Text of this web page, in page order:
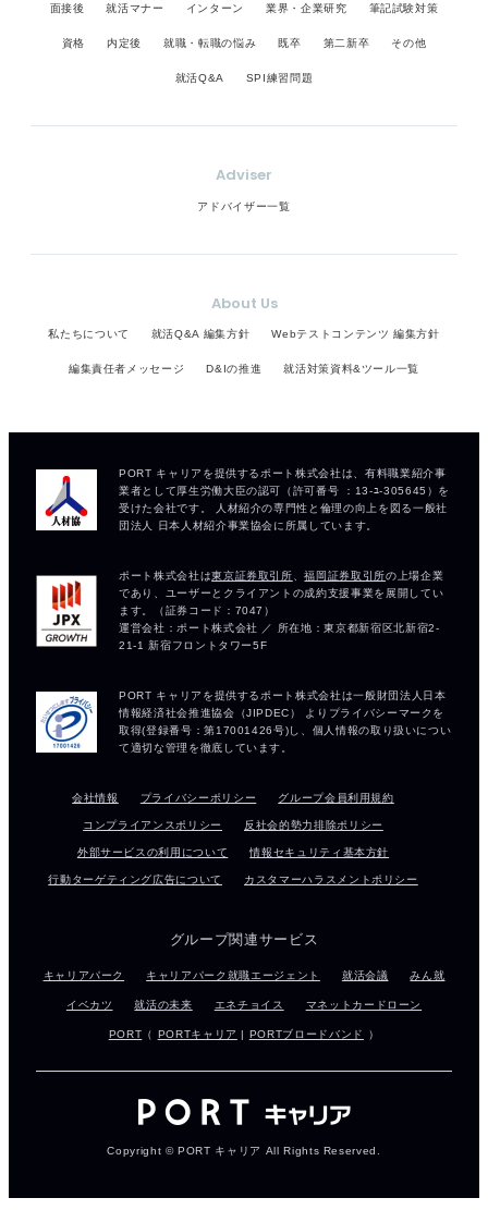
面接後 就活マナー インターン 業界・企業研究 筆記試験対策
資格 内定後 就職・転職の悩み 既卒 第二新卒 その他
就活Q&A SPI練習問題
Adviser
アドバイザー一覧
About Us
私たちについて 就活Q&A 編集方針 Webテストコンテンツ 編集方針
編集責任者メッセージ D&Iの推進 就活対策資料&ツール一覧
会社情報 プライバシーポリシー グループ会員利用規約
コンプライアンスポリシー 反社会的勢力排除ポリシー
外部サービスの利用について 情報セキュリティ基本方針
行動ターゲティング広告について カスタマーハラスメントポリシー